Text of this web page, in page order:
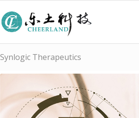
Synlogic Therapeutics